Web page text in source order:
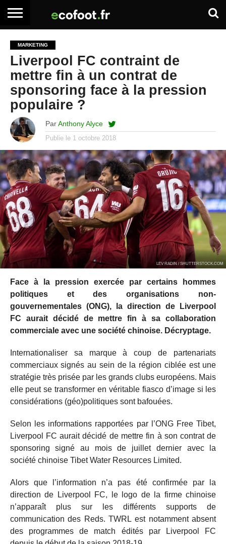
ARTICLES
PREMIUM
ADHÉSION
PREMIUM
SE
CONNECTER
EMPLOI
BOITE
À
OUTILS
MARKETING
Liverpool FC contraint de
mettre fin à un contrat de
sponsoring face à la pression
populaire ?
Par Anthony Alyce
Publie le 1 octobre 2018
LEV RADIN / SHUTTERSTOCK.COM
Face à la pression exercée par certains hommes
politiques et des organisations non-
gouvernementales (ONG), la direction de Liverpool
FC aurait décidé de mettre fin à sa collaboration
commerciale avec une société chinoise. Décryptage.
Internationaliser sa marque à coup de partenariats
commerciaux signés au sein de la région ciblée est une
stratégie très prisée par les grands clubs européens. Mais
elle peut se transformer en véritable fiasco d’image si les
considérations (géo)politiques sont bafouées.
Selon les informations rapportées par l’ONG Free Tibet,
Liverpool FC aurait décidé de mettre fin à son contrat de
sponsoring signé au mois de juillet dernier avec la
société chinoise Tibet Water Resources Limited.
Alors que l’information n’a pas été confirmée par la
direction de Liverpool FC, le logo de la firme chinoise
n’apparaît plus sur les différents supports de
communication des Reds. TWRL est notamment absent
des programmes de match édités par Liverpool FC